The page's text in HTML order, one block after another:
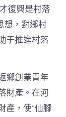
復興是村落
想，對鄉村
于推進村落
鄉創業青年
財產。在河
產，使“仙腳